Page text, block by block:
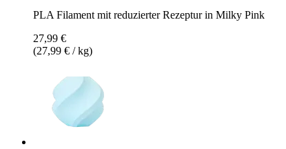
PLA Filament mit reduzierter Rezeptur in Milky Pink
27,99 €
(27,99 € / kg)